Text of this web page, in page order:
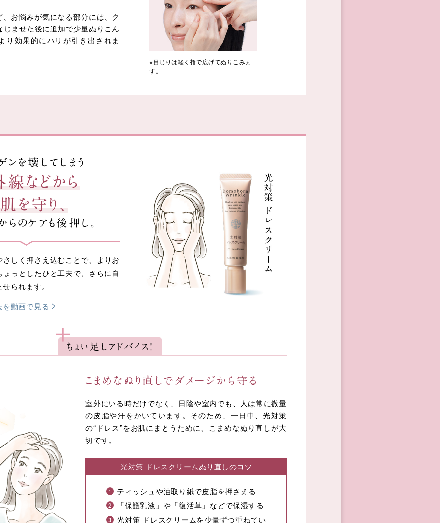
お悩みが気になる部分には、ク
じませた後に追加で少量ぬりこん
り効果的にハリが引き出されま
※目じりは軽く指で広げてぬりこみま
す。
ンを壊してしまう
などから
を守り、
らのケアも後押し。
しく押さえ込むことで、よりお
っとしたひと工夫で、さらに自
られます。
動画で見る
ちょい足しアドバイス！
こまめなぬり直しで ダメージから守る
室外にいる時だけでなく、日陰や室内でも、人は常に微量
の皮脂や汗をかいています。そのため、一日中、光対策
の“ドレス”をお肌にまとうために、こまめなぬり直しが大
切です。
光対策 ドレスクリームぬり直しのコツ
ティッシュや油取り紙で皮脂を押さえる
「保護乳液」や「復活草」などで保湿する
光対策 ドレスクリームを少量ずつ重ねてい